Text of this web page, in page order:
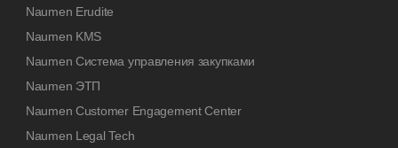
Naumen Erudite
Naumen KMS
Naumen Система управления закупками
Naumen ЭТП
Naumen Customer Engagement Center
Naumen Legal Tech